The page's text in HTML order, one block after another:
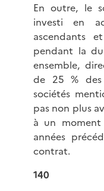
En outre, le
investi en
ascendants
pendant la
ensemble,
de 25 % des
sociétés
pas non plus
à un
années
contrat.
140